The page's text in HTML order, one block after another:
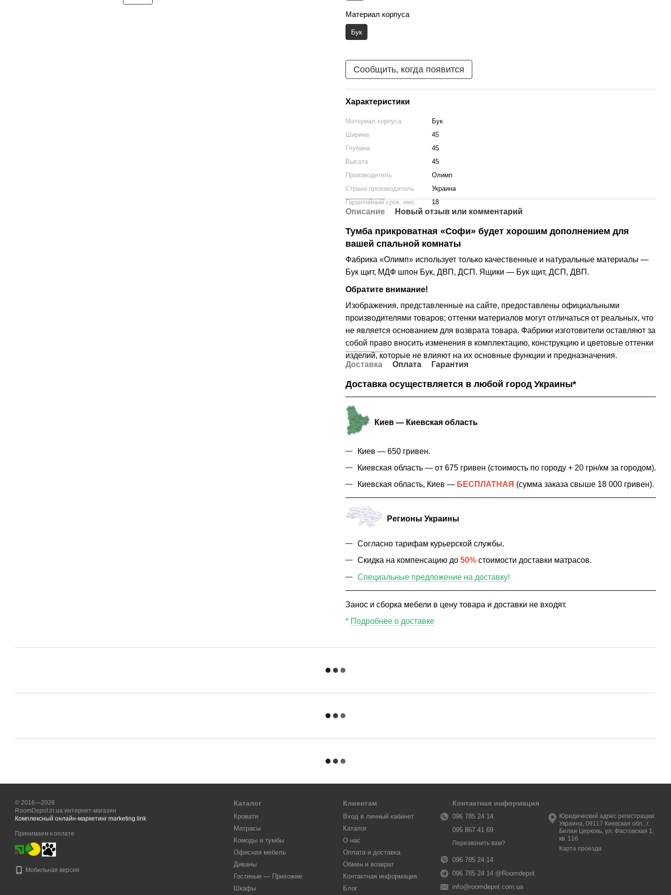
Материал корпуса
Бук
Сообщить, когда появится
Характеристики
Материал корпуса
Бук
Ширина
45
Глубина
45
Высота
45
Производитель
Олимп
Страна производитель
Украина
Гарантийный срок, мес.
18
Описание Новый отзыв или комментарий
Тумба прикроватная «Софи» будет хорошим дополнением для
вашей спальной комнаты
Фабрика «Олимп» использует только качественные и натуральные материалы —
Бук щит, МДФ шпон Бук, ДВП, ДСП. Ящики — Бук щит, ДСП, ДВП.
Обратите внимание!
Изображения, представленные на сайте, предоставлены официальными
производителями товаров; оттенки материалов могут отличаться от реальных, что
не является основанием для возврата товара. Фабрики изготовители оставляют за
собой право вносить изменения в комплектацию, конструкцию и цветовые оттенки
изделий, которые не влияют на их основные функции и предназначения.
Доставка
Оплата Гарантия
Доставка осуществляется в любой город Украины*
Киев — Киевская область
Киев — 650 гривен.
Киевская область — от 675 гривен (стоимость по городу + 20 грн/км за городом).
Киевская область, Киев — БЕСПЛАТНАЯ (сумма заказа свыше 18 000 гривен).
Регионы Украины
Согласно тарифам курьерской службы.
Скидка на компенсацию до 50% стоимости доставки матрасов.
Специальные предложение на доставку!
Занос и сборка мебели в цену товара и доставки не входят.
* Подробнее о доставке
© 2016—2026
RoomDepot.in.ua интернет-магазин
Комплексный онлайн-маркетинг marketing.link
Принимаем к оплате
Мобильная версия
Каталог
Кровати
Матрасы
Комоды и тумбы
Офисная мебель
Диваны
Гостиные — Прихожие
Шкафы
Клиентам
Вход в личный кабинет
Каталог
О нас
Оплата и доставка
Обмен и возврат
Контактная информация
Блог
Контактная информация
096 785 24 14
095 867 41 69
Перезвонить вам?
096 785 24 14
096 785 24 14 @Roomdepot
info@roomdepot.com.ua
Юридический адрес регистрации:
Украина, 09117 Киевская обл., г.
Белая Церковь, ул. Фастовская 1,
кв. 116
Карта проезда